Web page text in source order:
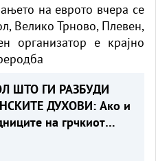
на еврото вчера се
Велико Трново, Плевен,
организатор е крајно
ШТО ГИ РАЗБУДИ
ДУХОВИ: Ако и
на грчкиот